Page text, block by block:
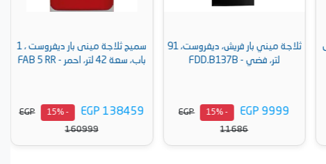
ثلاجة ميني بار فريش، ديفروست، 91
لتر، فضي - FDD.B137B
EGP 9999
- 15%
EGP
11686
سميج ثلاجة مينى بار ديفروست ، 1
باب، سعة 42 لتر، احمر - FAB 5 RR
EGP 138459
- 15%
EGP
160999